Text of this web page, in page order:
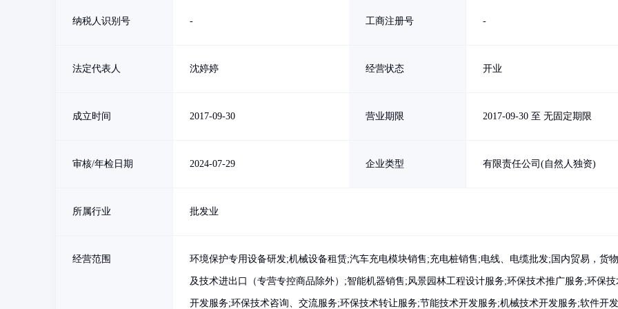
纳税人识别号 - 工商注册号 -
法定代表人 沈婷婷 经营状态 开业
成立时间 2017-09-30 营业期限 2017-09-30 至 无固定期限
审核/年检日期 2024-07-29 企业类型 有限责任公司(自然人独资)
所属行业 批发业
经营范围 环境保护专用设备研发;机械设备租赁;汽车充电模块销售;充电桩销售;电线、电缆批发;国内贸易，货物
及技术进出口（专营专控商品除外）;智能机器销售;风景园林工程设计服务;环保技术推广服务;环保技
开发服务;环保技术咨询、交流服务;环保技术转让服务;节能技术开发服务;机械技术开发服务;软件开